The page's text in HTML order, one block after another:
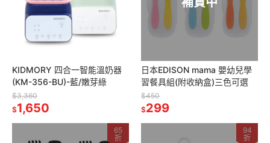
KIDMORY 四合一智能溫奶器
(KM-356-BU)-藍/嫩芽綠
$3,360
$1,650
日本EDISON mama 嬰幼兒學
習餐具組(附收納盒)三色可選
$450
$299
65
折
94
折